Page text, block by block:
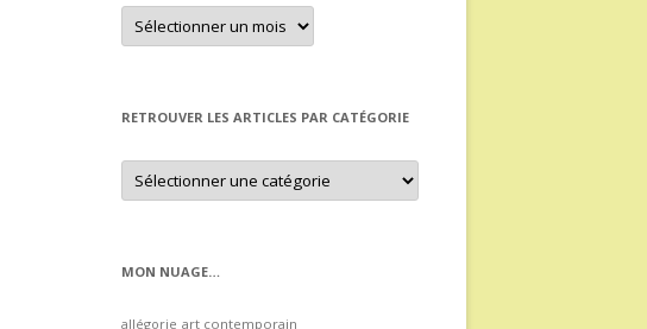
Retrouver
un
article
RETROUVER LES ARTICLES PAR CATÉGORIE
Retrouver
les
articles
MON NUAGE…
allégorie art contemporain